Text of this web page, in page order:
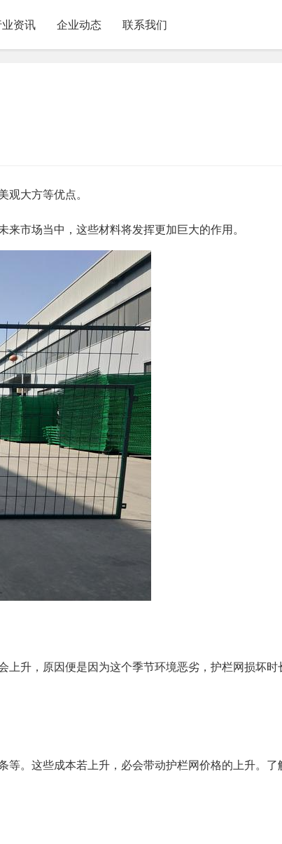
资讯 企业动态 联系我们
大方等优点。
市场当中，这些材料将发挥更加巨大的作用。
升，原因便是因为这个季节环境恶劣，护栏网损坏时
。这些成本若上升，必会带动护栏网价格的上升。了